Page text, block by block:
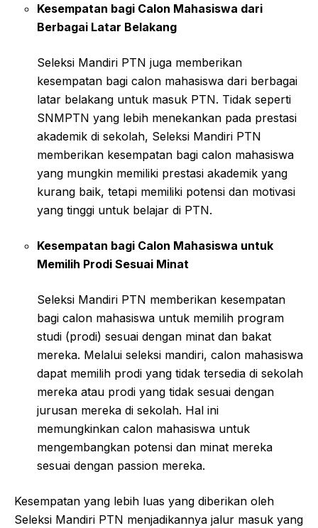
Kesempatan bagi Calon Mahasiswa dari
Berbagai Latar Belakang
Seleksi Mandiri PTN juga memberikan
kesempatan bagi calon mahasiswa dari berbagai
latar belakang untuk masuk PTN. Tidak seperti
SNMPTN yang lebih menekankan pada prestasi
akademik di sekolah, Seleksi Mandiri PTN
memberikan kesempatan bagi calon mahasiswa
yang mungkin memiliki prestasi akademik yang
kurang baik, tetapi memiliki potensi dan motivasi
yang tinggi untuk belajar di PTN.
Kesempatan bagi Calon Mahasiswa untuk
Memilih Prodi Sesuai Minat
Seleksi Mandiri PTN memberikan kesempatan
bagi calon mahasiswa untuk memilih program
studi (prodi) sesuai dengan minat dan bakat
mereka. Melalui seleksi mandiri, calon mahasiswa
dapat memilih prodi yang tidak tersedia di sekolah
mereka atau prodi yang tidak sesuai dengan
jurusan mereka di sekolah. Hal ini
memungkinkan calon mahasiswa untuk
mengembangkan potensi dan minat mereka
sesuai dengan passion mereka.
Kesempatan yang lebih luas yang diberikan oleh
Seleksi Mandiri PTN menjadikannya jalur masuk yang